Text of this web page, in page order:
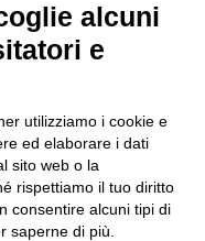
e bandi
& Eventi
alcuni
e
utilizziamo i cookie e
ed elaborare i dati
sito web o la
rispettiamo il tuo diritto
consentire alcuni tipi di
saperne di più.